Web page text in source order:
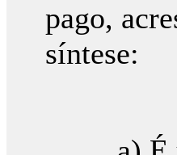
pago,
síntese: